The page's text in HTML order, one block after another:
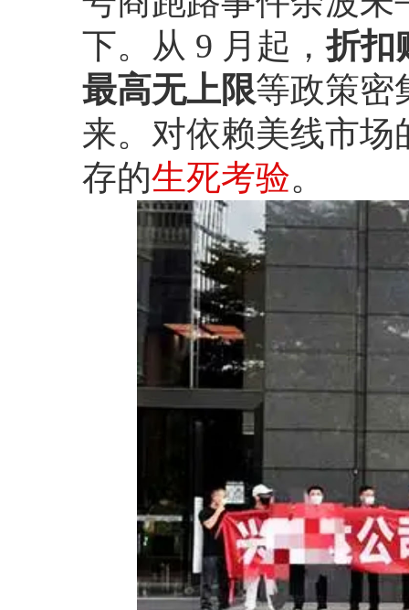
下。从 9 月起，折扣
最高无上限等政策密
来。对依赖美线市
存的生死考验。